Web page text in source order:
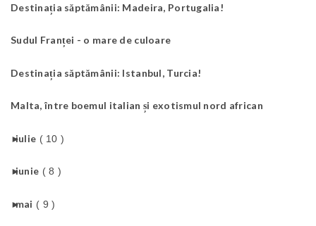
Destinația săptămânii: Madeira, Portugalia!
Sudul Franței - o mare de culoare
Destinația săptămânii: Istanbul, Turcia!
Malta, între boemul italian și exotismul nord african
►
iulie ( 10 )
►
iunie ( 8 )
►
mai ( 9 )